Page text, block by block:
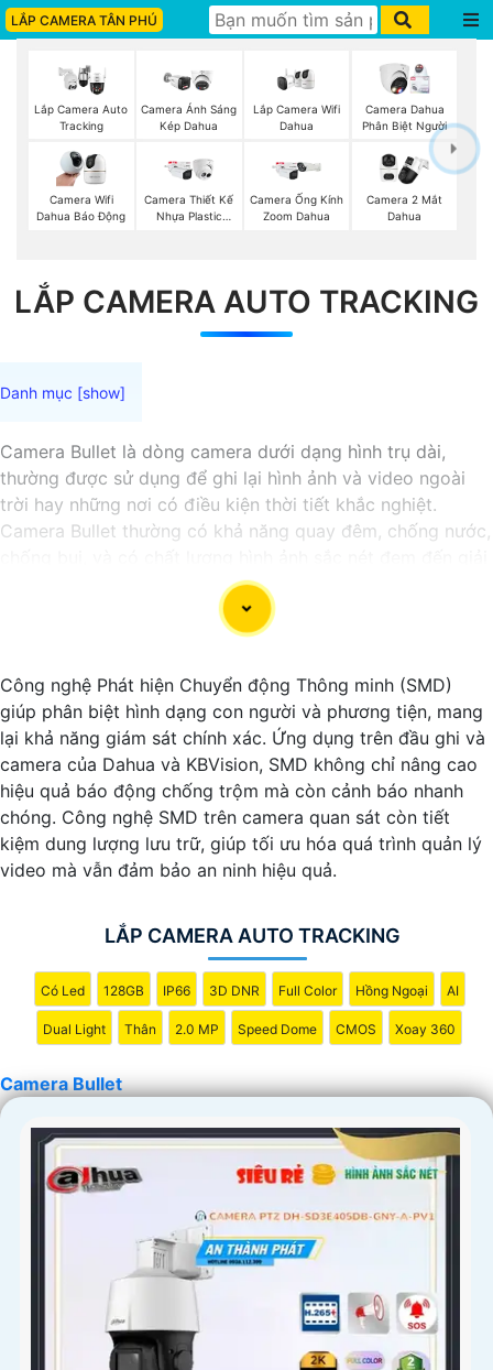
LẮP CAMERA TÂN PHÚ
Lắp Camera Auto
Tracking
Camera Ánh Sáng
Kép Dahua
Lắp Camera Wifi
Dahua
Camera Dahua
Phân Biệt Người
Camera Wifi
Dahua Báo Động
Camera Thiết Kế
Nhựa Plastic
Camera Ống Kính
Zoom Dahua
Camera 2 Mắt
Dahua
LẮP CAMERA AUTO TRACKING
Camera Bullet là dòng camera dưới dạng hình trụ dài,
thường được sử dụng để ghi lại hình ảnh và video ngoài
trời hay những nơi có điều kiện thời tiết khắc nghiệt.
Camera Bullet thường có khả năng quay đêm, chống nước,
pháp hiệu quả để bảo vệ an ninh cho gia đình và doanh
Công nghệ Phát hiện Chuyển động Thông minh (SMD)
giúp phân biệt hình dạng con người và phương tiện, mang
lại khả năng giám sát chính xác. Ứng dụng trên đầu ghi và
camera của Dahua và KBVision, SMD không chỉ nâng cao
hiệu quả báo động chống trộm mà còn cảnh báo nhanh
chóng. Công nghệ SMD trên camera quan sát còn tiết
kiệm dung lượng lưu trữ, giúp tối ưu hóa quá trình quản lý
video mà vẫn đảm bảo an ninh hiệu quả.
LẮP CAMERA AUTO TRACKING
Có Led 128GB IP66 3D DNR Full Color Hồng Ngoại AI
Dual Light Thân 2.0 MP Speed Dome CMOS Xoay 360
Camera Bullet